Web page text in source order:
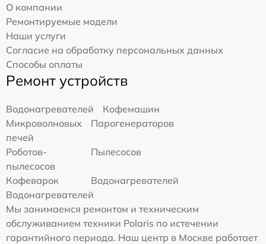
О компании
Ремонтируемые модели
Наши услуги
Согласие на обработку персональных данных
Способы оплаты
Ремонт устройств
Водонагревателей
Кофемашин
Микроволновых
печей
Парогенераторов
Роботов-
пылесосов
Пылесосов
Кофеварок
Водонагревателей
Водонагревателей
Мы занимаемся ремонтом и техническим
обслуживанием техники Polaris по истечении
гарантийного периода. Наш центр в Москве работает